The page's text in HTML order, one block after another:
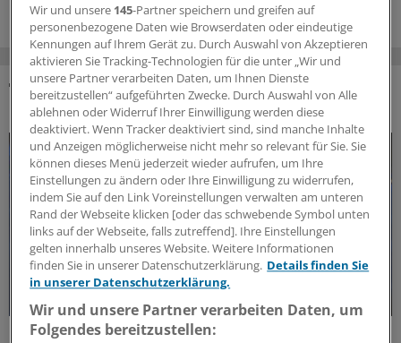
DAS KÖNNTE SIE AUCH INTERESSIEREN
Forschungs-Update
Wir und unsere 145-Partner speichern und greifen auf
personenbezogene Daten wie Browserdaten oder eindeutige
Kennungen auf Ihrem Gerät zu. Durch Auswahl von Akzeptieren
aktivieren Sie Tracking-Technologien für die unter „Wir und
unsere Partner verarbeiten Daten, um Ihnen Dienste
bereitzustellen“ aufgeführten Zwecke. Durch Auswahl von Alle
ablehnen oder Widerruf Ihrer Einwilligung werden diese
deaktiviert. Wenn Tracker deaktiviert sind, sind manche Inhalte
und Anzeigen möglicherweise nicht mehr so relevant für Sie. Sie
können dieses Menü jederzeit wieder aufrufen, um Ihre
Einstellungen zu ändern oder Ihre Einwilligung zu widerrufen,
indem Sie auf den Link Voreinstellungen verwalten am unteren
Rand der Webseite klicken [oder das schwebende Symbol unten
links auf der Webseite, falls zutreffend]. Ihre Einstellungen
gelten innerhalb unseres Website. Weitere Informationen
finden Sie in unserer Datenschutzerklärung. Details finden Sie
in unserer Datenschutzerklärung.
Wir und unsere Partner verarbeiten Daten, um
Folgendes bereitzustellen: